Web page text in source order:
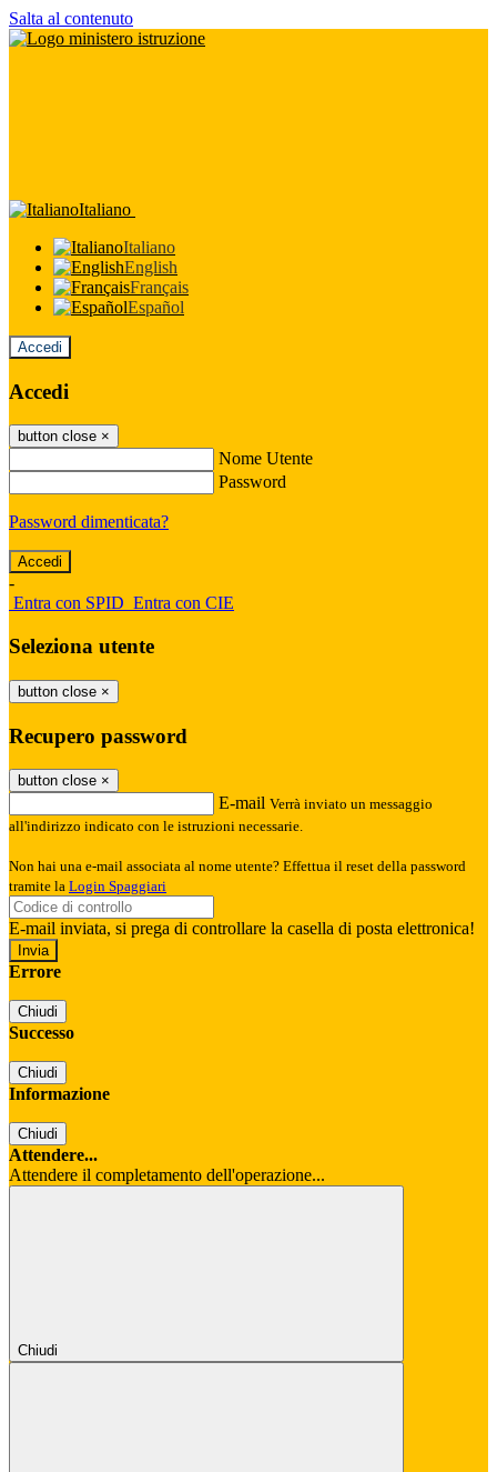
Salta al contenuto
Italiano
Italiano
English
Français
Español
Accedi
Accedi
button close ×
Nome Utente
Password
Password dimenticata?
-
Entra con SPID Entra con CIE
Seleziona utente
button close ×
Recupero password
button close ×
E-mail Verrà inviato un messaggio
all'indirizzo indicato con le istruzioni necessarie.
Non hai una e-mail associata al nome utente? Effettua il reset della password
tramite la Login Spaggiari
E-mail inviata, si prega di controllare la casella di posta elettronica!
Errore
Chiudi
Successo
Chiudi
Informazione
Chiudi
Attendere...
Attendere il completamento dell'operazione...
Chiudi